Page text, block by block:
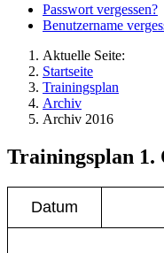
Passwort vergessen?
Benutzername
Aktuelle Seite:
Startseite
Trainingsplan
Archiv
Archiv 2016
Trainingsplan 1.
Datum